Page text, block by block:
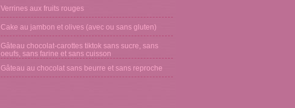
Verrines aux fruits rouges
Cake au jambon et olives (avec ou sans gluten)
Gâteau chocolat-carottes tiktok sans sucre, sans
oeufs, sans farine et sans cuisson
Gâteau au chocolat sans beurre et sans reproche